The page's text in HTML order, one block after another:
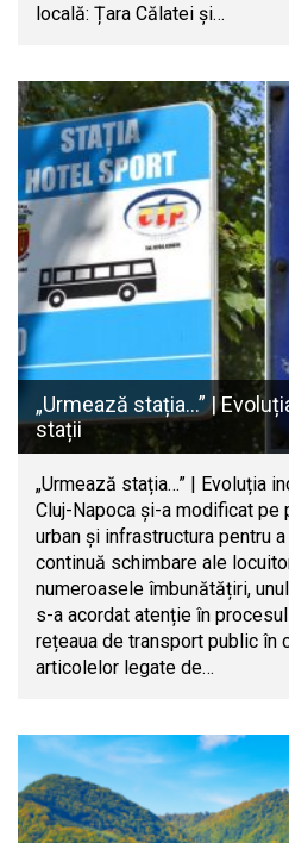
locală: Țara Călatei și…
„Urmează stația…” |
stații
„Urmează stația…” | Evoluția
Cluj-Napoca și-a modificat pe
urban și infrastructura pentru
continuă schimbare ale
numeroasele îmbunătățiri,
s-a acordat atenție în
rețeaua de transport public în
articolelor legate de…